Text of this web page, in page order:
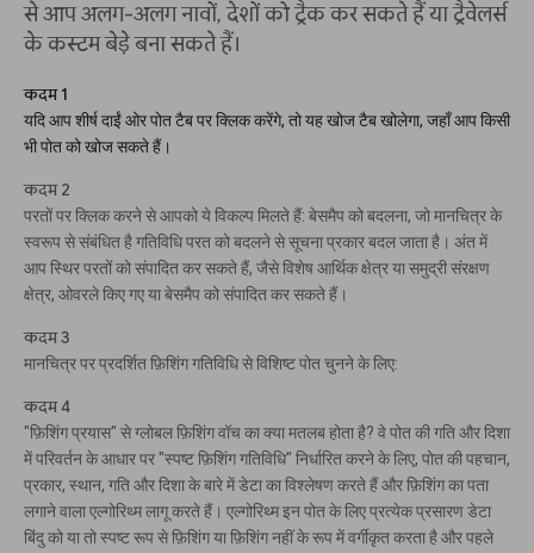
से आप अलग-अलग नावों, देशों को ट्रैक कर सकते हैं या ट्रैवेलर्स
के कस्टम बेड़े बना सकते हैं।
कदम 1
यदि आप शीर्ष दाईं ओर पोत टैब पर क्लिक करेंगे, तो यह खोज टैब खोलेगा, जहाँ आप किसी
भी पोत को खोज सकते हैं।
कदम 2
परतों पर क्लिक करने से आपको ये विकल्प मिलते हैं: बेसमैप को बदलना, जो मानचित्र के
स्वरूप से संबंधित है गतिविधि परत को बदलने से सूचना प्रकार बदल जाता है। अंत में
आप स्थिर परतों को संपादित कर सकते हैं, जैसे विशेष आर्थिक क्षेत्र या समुद्री संरक्षण
क्षेत्र, ओवरले किए गए या बेसमैप को संपादित कर सकते हैं।
कदम 3
मानचित्र पर प्रदर्शित फ़िशिंग गतिविधि से विशिष्ट पोत चुनने के लिए:
कदम 4
"फ़िशिंग प्रयास" से ग्लोबल फ़िशिंग वॉच का क्या मतलब होता है? वे पोत की गति और दिशा
में परिवर्तन के आधार पर "स्पष्ट फ़िशिंग गतिविधि" निर्धारित करने के लिए, पोत की पहचान,
प्रकार, स्थान, गति और दिशा के बारे में डेटा का विश्लेषण करते हैं और फ़िशिंग का पता
लगाने वाला एल्गोरिथ्म लागू करते हैं। एल्गोरिथ्म इन पोत के लिए प्रत्येक प्रसारण डेटा
बिंदु को या तो स्पष्ट रूप से फ़िशिंग या फ़िशिंग नहीं के रूप में वर्गीकृत करता है और पहले